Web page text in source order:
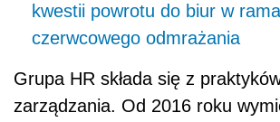
kwestii powrotu do biur w
czerwcowego odmrażania
Grupa HR składa się z
zarządzania. Od 2016 roku